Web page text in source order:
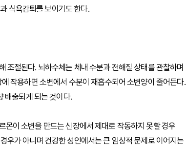
식욕감퇴를 보이기도 한다.
조절된다. 뇌하수체는 체내 수분과 전해질 상태를 관찰하며
작용하면 소변에서 수분이 재흡수되어 소변양이 줄어든다.
배출되게 되는 것이다.
이 소변을 만드는 신장에서 제대로 작동하지 못할 경우
우가 아니며 건강한 성인에서는 큰 임상적 문제로 이어지는